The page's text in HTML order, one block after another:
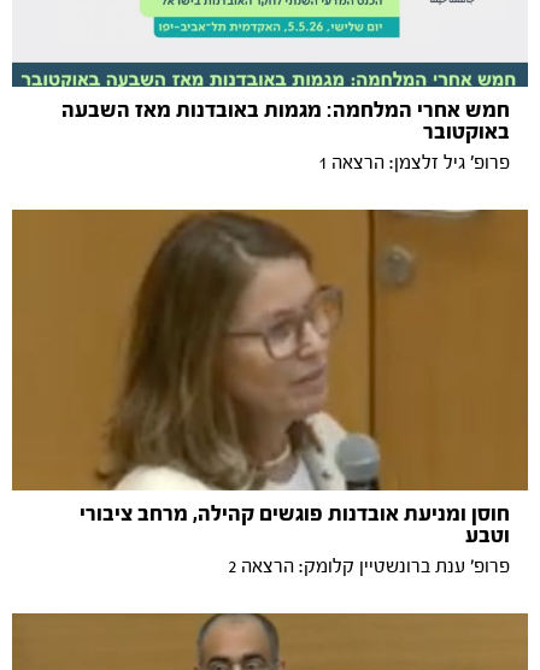
חמש אחרי המלחמה: מגמות באובדנות מאז השבעה
באוקטובר
פרופ' גיל זלצמן: הרצאה 1
חוסן ומניעת אובדנות פוגשים קהילה, מרחב ציבורי
וטבע
פרופ׳ ענת ברונשטיין קלומק: הרצאה 2